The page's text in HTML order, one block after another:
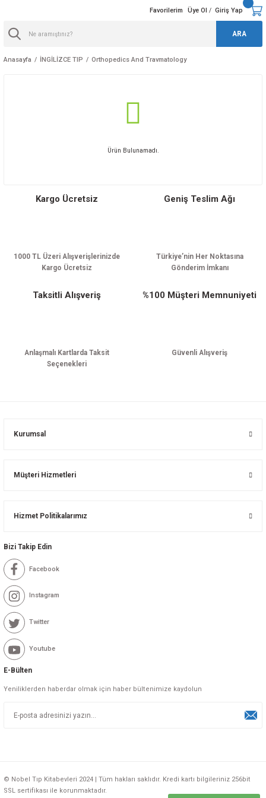
ARA
Favorilerim Üye Ol / Giriş Yap
Anasayfa İNGİLİZCE TIP Orthopedics And Travmatology
Ürün Bulunamadı.
Kargo Ücretsiz
1000 TL Üzeri Alışverişlerinizde
Kargo Ücretsiz
Geniş Teslim Ağı
Türkiye’nin Her Noktasına
Gönderim İmkanı
Taksitli Alışveriş
Anlaşmalı Kartlarda Taksit
Seçenekleri
%100 Müşteri Memnuniyeti
Güvenli Alışveriş
Kurumsal
Müşteri Hizmetleri
Hizmet Politikalarımız
Bizi Takip Edin
Facebook
Instagram
Twitter
Youtube
E-Bülten
Yeniliklerden haberdar olmak için haber bültenimize kaydolun
© Nobel Tıp Kitabevleri 2024 | Tüm hakları saklıdır. Kredi kartı bilgileriniz 256bit
SSL sertifikası ile korunmaktadır.